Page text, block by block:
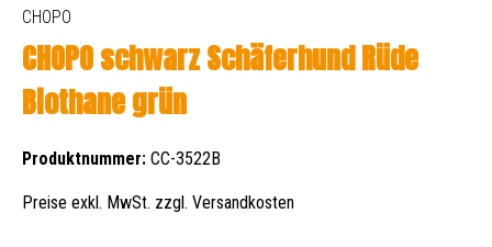
CHOPO
CHOPO schwarz Schäferhund Rüde
Biothane grün
Produktnummer: CC-3522B
Preise exkl. MwSt. zzgl. Versandkosten